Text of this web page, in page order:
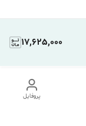
17,625,000
پروفایل